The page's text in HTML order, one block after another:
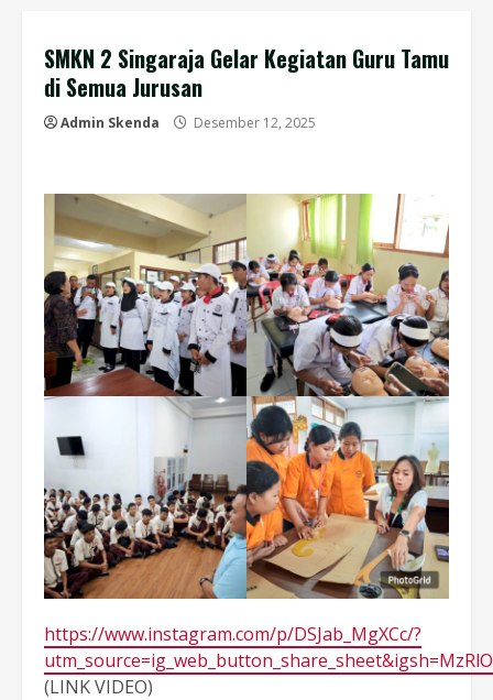
SMKN 2 Singaraja Gelar Kegiatan Guru Tamu
di Semua Jurusan
Admin Skenda Desember 12, 2025
https://www.instagram.com/p/DSJab_MgXCc/?
(LINK VIDEO)